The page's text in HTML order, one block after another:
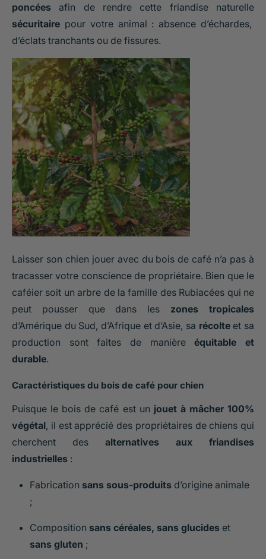
poncées afin de rendre cette friandise naturelle
sécuritaire pour votre animal : absence d’échardes,
d’éclats tranchants ou de fissures.
Laisser son chien jouer avec du bois de café n’a pas à
tracasser votre conscience de propriétaire. Bien que le
caféier soit un arbre de la famille des Rubiacées qui ne
peut pousser que dans les zones tropicales
d’Amérique du Sud, d’Afrique et d’Asie, sa récolte et sa
production sont faites de manièreéquitable et
durable.
Caractéristiques du bois de café pour chien
Puisque le bois de café est un jouet à mâcher 100%
végétal, il est apprécié des propriétaires de chiens qui
cherchent des alternatives aux friandises
industrielles :
Fabrication sans sous-produits d’origine animale
;
Composition sans céréales, sans glucides et
sans gluten ;